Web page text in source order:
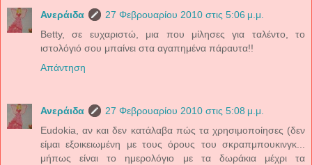
Ανεράιδα
27 Φεβρουαρίου 2010 στις 5:06 μ.μ.
Betty, σε ευχαριστώ, μια που μίλησες για ταλέντο, το
ιστολόγιό σου μπαίνει στα αγαπημένα πάραυτα!!
Απάντηση
Ανεράιδα
27 Φεβρουαρίου 2010 στις 5:08 μ.μ.
Εudokia, αν και δεν κατάλαβα πώς τα χρησιμοποίησες (δεν
είμαι εξοικειωμένη με τους όρους του σκραπμπουκινγκ...
μήπως είναι το ημερολόγιο με τα δωράκια μέχρι τα